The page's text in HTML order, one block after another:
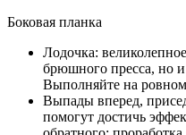
Боковая планка
Лодочка:
брюшного пресса, но
Выполняйте на
Выпады вперед,
помогут достичь